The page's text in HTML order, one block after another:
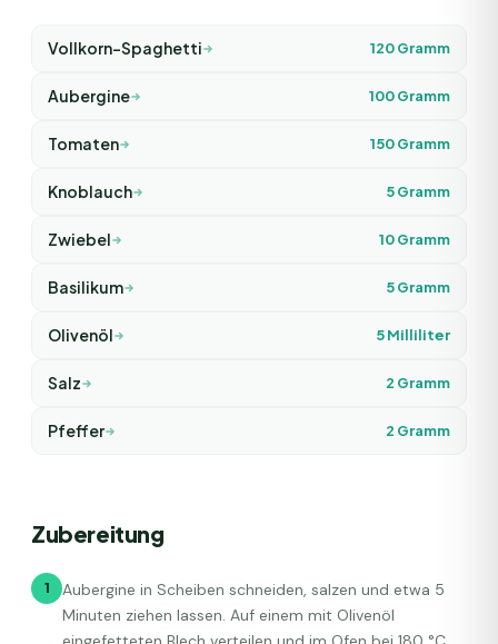
Vollkorn-Spaghetti 120Gramm
Aubergine 100Gramm
Tomaten 150Gramm
Knoblauch 5Gramm
Zwiebel 10Gramm
Basilikum 5Gramm
Olivenöl 5Milliliter
Salz 2 Gramm
Pfeffer 2 Gramm
Zubereitung
1
Aubergine in Scheiben schneiden, salzen und etwa 5
Minuten ziehen lassen. Auf einem mit Olivenöl